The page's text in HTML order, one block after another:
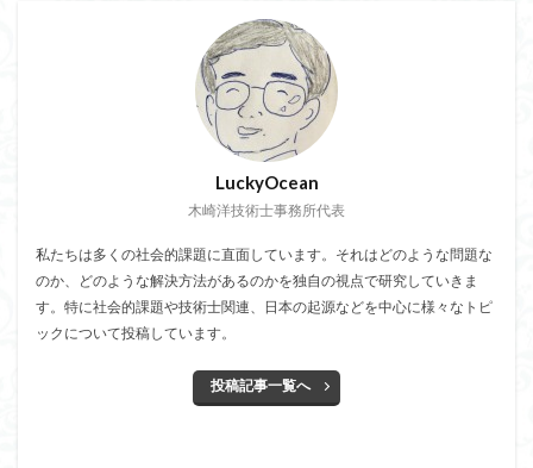
LuckyOcean
木崎洋技術士事務所代表
私たちは多くの社会的課題に直面しています。それはどのような問題な
のか、どのような解決方法があるのかを独自の視点で研究していきま
す。特に社会的課題や技術士関連、日本の起源などを中心に様々なトピ
ックについて投稿しています。
投稿記事一覧へ